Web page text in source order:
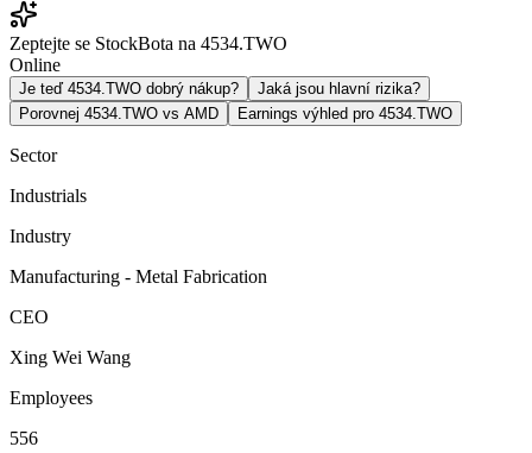
Zeptejte se StockBota na 4534.TWO
Online
Je teď 4534.TWO dobrý nákup?
Jaká jsou hlavní rizika?
Porovnej 4534.TWO vs AMD
Earnings výhled pro 4534.TWO
Sector
Industrials
Industry
Manufacturing - Metal Fabrication
CEO
Xing Wei Wang
Employees
556